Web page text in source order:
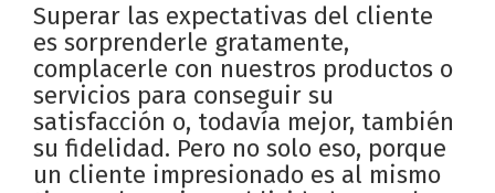
Superar las expectativas del cliente
es sorprenderle gratamente,
complacerle con nuestros productos o
servicios para conseguir su
satisfacción o, todavía mejor, también
su fidelidad. Pero no solo eso, porque
un cliente impresionado es al mismo